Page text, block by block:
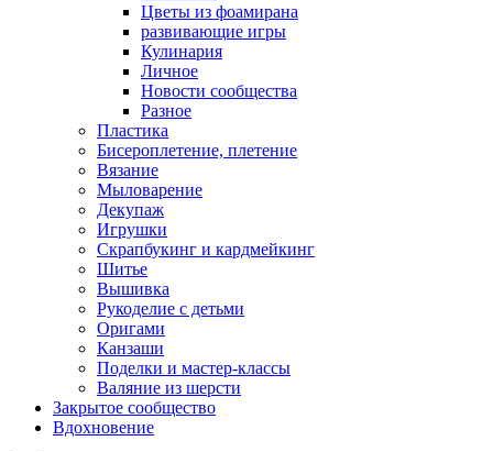
Цветы из фоамирана
развивающие игры
Кулинария
Личное
Новости сообщества
Разное
Пластика
Бисероплетение, плетение
Вязание
Мыловарение
Декупаж
Игрушки
Скрапбукинг и кардмейкинг
Шитье
Вышивка
Рукоделие с детьми
Оригами
Канзаши
Поделки и мастер-классы
Валяние из шерсти
Закрытое сообщество
Вдохновение